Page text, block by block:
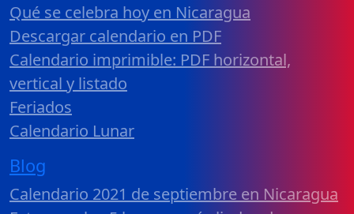
Qué se celebra hoy en Nicaragua
Descargar calendario en PDF
Calendario imprimible: PDF horizontal,
vertical y listado
Feriados
Calendario Lunar
Blog
Calendario 2021 de septiembre en Nicaragua